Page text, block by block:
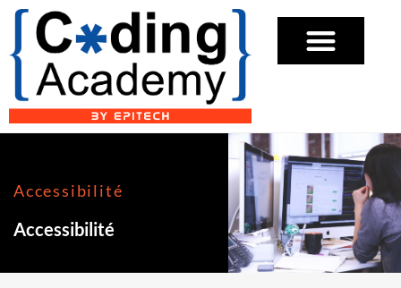
Accessibilité
Accessibilité